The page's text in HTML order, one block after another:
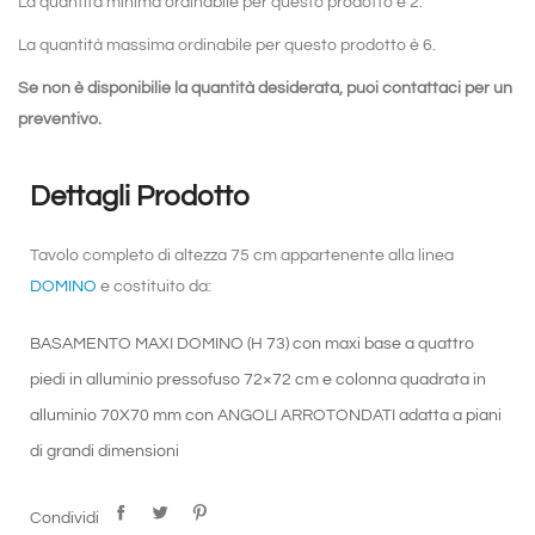
La quantità massima ordinabile per questo prodotto è 6.
Se non è disponibilie la quantità desiderata, puoi contattaci per un
preventivo.
Dettagli Prodotto
Tavolo completo di altezza 75 cm appartenente alla linea
DOMINO e costituito da:
BASAMENTO MAXI DOMINO (H 73) con maxi base a quattro
piedi in alluminio pressofuso 72×72 cm e colonna quadrata in
alluminio 70X70 mm con ANGOLI ARROTONDATI adatta a piani
di grandi dimensioni
manutenzione, resistente ai graffi e agli urti, facili da pulire.
Condividi